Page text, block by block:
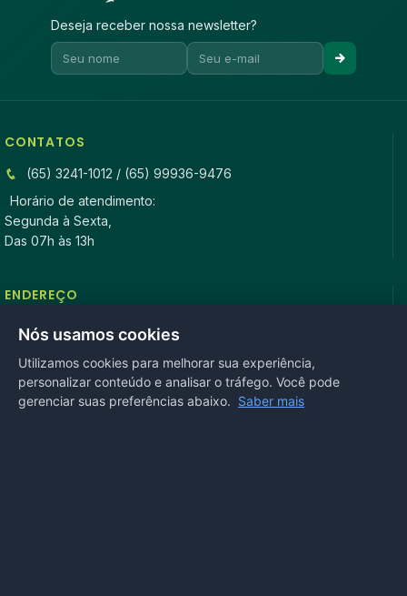
Deseja receber nossa newsletter?
CONTATOS
(65) 3241-1012 / (65) 99936-9476
Horário de atendimento:
Segunda à Sexta,
Das 07h às 13h
ENDEREÇO
Rua Antonio Tavares, n° 3310, Centro CEP: 78.280-000 -
Mirassol D’Oeste, MT
REDES SOCIAIS
Nós usamos cookies
Utilizamos cookies para melhorar sua experiência,
personalizar conteúdo e analisar o tráfego. Você pode
gerenciar suas preferências abaixo. Saber mais